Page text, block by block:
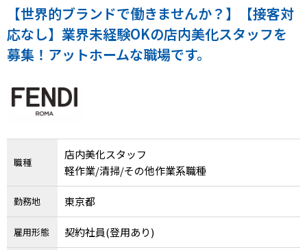
【世界的ブランドで働きませんか？】【接客対
応なし】業界未経験OKの店内美化スタッフを
募集！アットホームな職場です。
職種
店内美化スタッフ
軽作業/清掃/その他作業系職種
勤務地 東京都
雇用形態 契約社員(登用あり)
就労移行支援サービス
障害別専門支援の就労移行支援サービス
ソーシャルファームサービス
新しい障害者雇用支援サービス
採用をお考えの企業様はこちら
メニューを閉じる